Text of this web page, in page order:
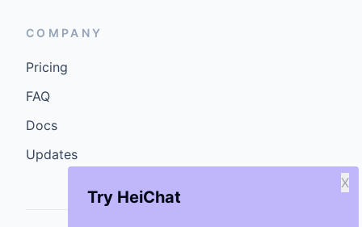
Try HeiChat
X
COMPANY
Pricing
FAQ
Docs
Updates